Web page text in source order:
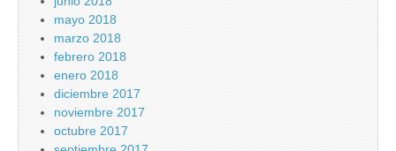
mayo 2018
marzo 2018
febrero 2018
enero 2018
diciembre 2017
noviembre 2017
octubre 2017